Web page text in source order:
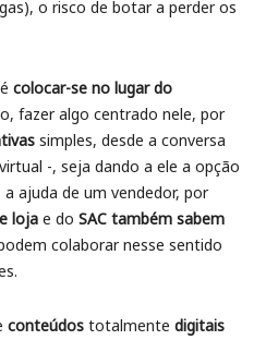
o risco de botar a perder os
é colocar-se no lugar do
fazer algo centrado nele, por
simples, desde a conversa
-, seja dando a ele a opção
ajuda de um vendedor, por
loja e do SAC também sabem
colaborar nesse sentido
conteúdos totalmente digitais